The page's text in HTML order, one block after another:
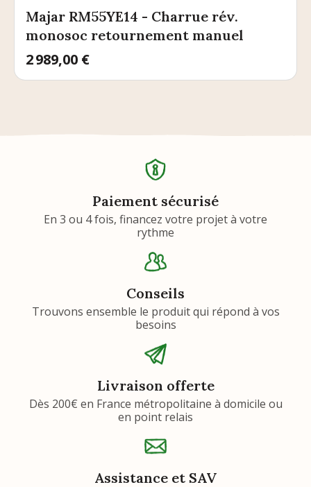
Majar RM55YE14 - Charrue rév.
monosoc retournement manuel
Prix
2 989,00 €
Paiement sécurisé
En 3 ou 4 fois, financez votre projet à votre
rythme
Conseils
Trouvons ensemble le produit qui répond à vos
besoins
Livraison offerte
Dès 200€ en France métropolitaine à domicile ou
en point relais
Assistance et SAV